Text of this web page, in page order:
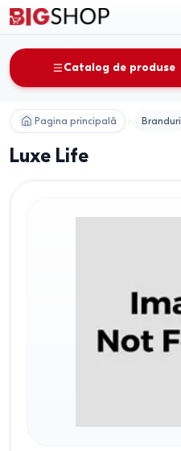
Catalog de produse
Pagina principală Branduri
Luxe Life